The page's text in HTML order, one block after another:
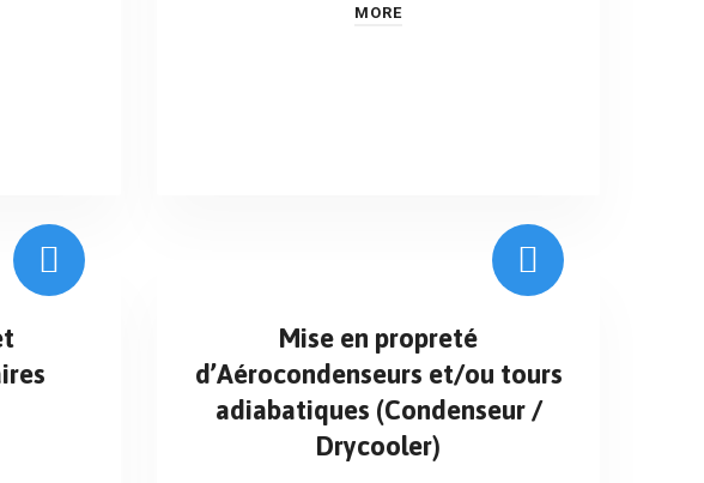
MORE
Mise en propreté
d’Aérocondenseurs et/ou tours
adiabatiques (Condenseur /
Drycooler)